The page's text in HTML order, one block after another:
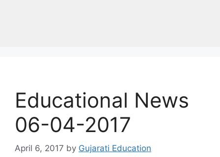
Educational News
06-04-2017
April 6, 2017 by Gujarati Education